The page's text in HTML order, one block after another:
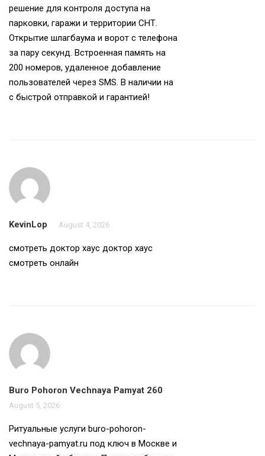
решение для контроля доступа на
парковки, гаражи и территории СНТ.
Открытие шлагбаума и ворот с телефона
за пару секунд. Встроенная память на
200 номеров, удаленное добавление
пользователей через SMS. В наличии на
с быстрой отправкой и гарантией!
KevinLop August 4, 2026
смотреть доктор хаус доктор хаус
смотреть онлайн
Buro Pohoron Vechnaya Pamyat 260
August 5, 2026
Ритуальные услуги buro-pohoron-
vechnaya-pamyat.ru под ключ в Москве и